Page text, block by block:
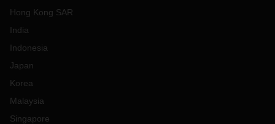
Hong Kong SAR
India
Indonesia
Japan
Korea
Malaysia
Singapore